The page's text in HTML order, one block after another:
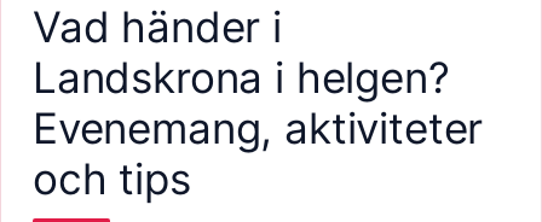
Vad händer i
Landskrona i helgen?
Evenemang, aktiviteter
och tips